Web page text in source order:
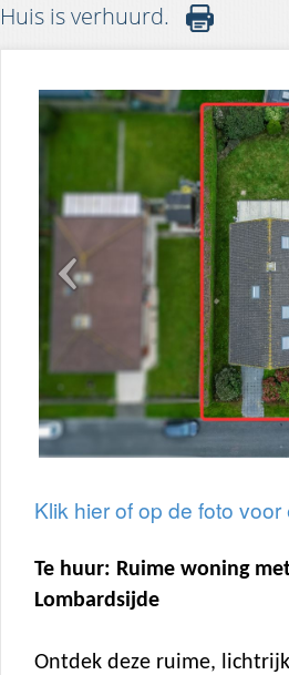
Huis is verhuurd.
Klik hier of op de foto
Te huur: Ruime woning
Lombardsijde
Ontdek deze ruime,